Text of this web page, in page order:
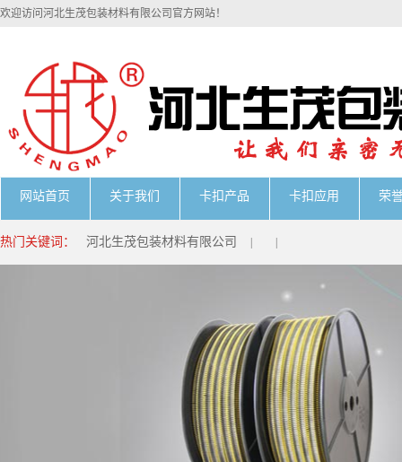
欢迎访问河北生茂包装材料有限公司官方网站！
网站首页 关于我们 卡扣产品 卡扣应用 荣
热门关键词： 河北生茂包装材料有限公司